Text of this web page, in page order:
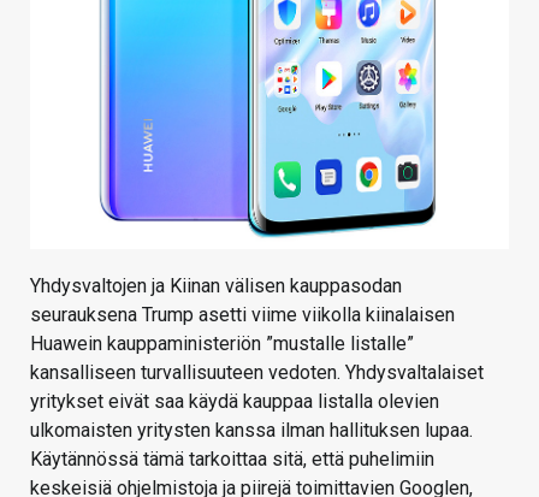
Yhdysvaltojen ja Kiinan välisen kauppasodan
seurauksena Trump asetti viime viikolla kiinalaisen
Huawein kauppaministeriön ”mustalle listalle”
kansalliseen turvallisuuteen vedoten. Yhdysvaltalaiset
yritykset eivät saa käydä kauppaa listalla olevien
ulkomaisten yritysten kanssa ilman hallituksen lupaa.
Käytännössä tämä tarkoittaa sitä, että puhelimiin
keskeisiä ohjelmistoja ja piirejä toimittavien Googlen,